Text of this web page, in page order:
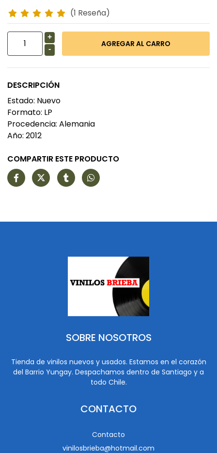
(1 Reseña)
+
-
DESCRIPCIÓN
Estado: Nuevo
Formato: LP
Procedencia: Alemania
Año: 2012
COMPARTIR ESTE PRODUCTO
SOBRE NOSOTROS
Tienda de vinilos nuevos y usados. Estamos en el corazón
del Barrio Yungay. Despachamos dentro de Santiago y a
todo Chile.
CONTACTO
Contacto
vinilosbrieba@hotmail.com